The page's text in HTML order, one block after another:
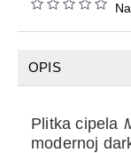
OPIS
Plitka cipela
modernoj